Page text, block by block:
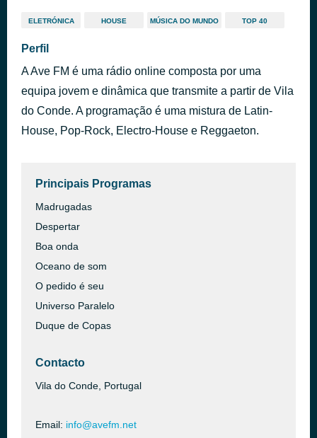
ELETRÓNICA HOUSE MÚSICA DO MUNDO TOP 40
Perfil
A Ave FM é uma rádio online composta por uma
equipa jovem e dinâmica que transmite a partir de Vila
do Conde. A programação é uma mistura de Latin-
House, Pop-Rock, Electro-House e Reggaeton.
Principais Programas
Madrugadas
Despertar
Boa onda
Oceano de som
O pedido é seu
Universo Paralelo
Duque de Copas
Contacto
Vila do Conde, Portugal
Email: info@avefm.net